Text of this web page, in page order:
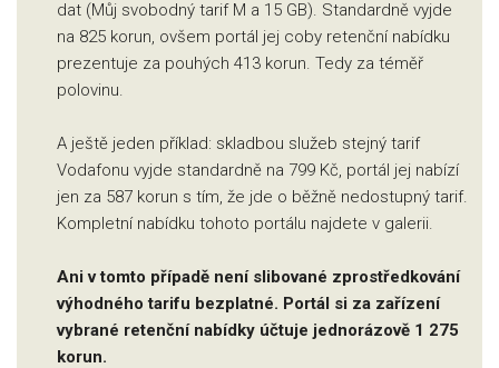
dat (Můj svobodný tarif M a 15 GB). Standardně vyjde
na 825 korun, ovšem portál jej coby retenční nabídku
prezentuje za pouhých 413 korun. Tedy za téměř
polovinu.
A ještě jeden příklad: skladbou služeb stejný tarif
Vodafonu vyjde standardně na 799 Kč, portál jej nabízí
jen za 587 korun s tím, že jde o běžně nedostupný tarif.
Kompletní nabídku tohoto portálu najdete v galerii.
Ani v tomto případě není slibované zprostředkování
výhodného tarifu bezplatné. Portál si za zařízení
vybrané retenční nabídky účtuje jednorázově 1 275
korun.